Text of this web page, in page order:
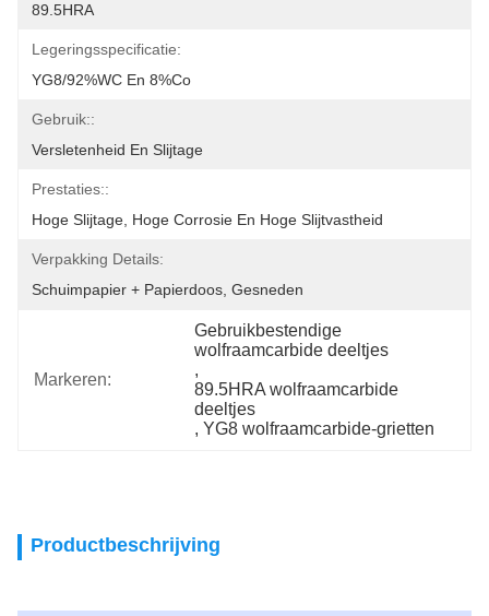
89.5HRA
Legeringsspecificatie:
YG8/92%WC En 8%Co
Gebruik::
Versletenheid En Slijtage
Prestaties::
Hoge Slijtage, Hoge Corrosie En Hoge Slijtvastheid
Verpakking Details:
Schuimpapier + Papierdoos, Gesneden
Markeren:
Gebruikbestendige
wolfraamcarbide deeltjes
,
89.5HRA wolfraamcarbide
deeltjes
, YG8 wolfraamcarbide-grietten
Productbeschrijving